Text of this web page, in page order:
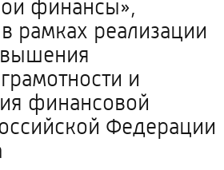
финансы»,
рамках реализации
и
финансовой
Федерации